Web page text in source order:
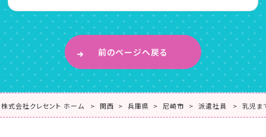
前のページへ戻る
株式会社クレセント ホーム 関西 兵庫県 尼崎市 派遣社員 乳児ま